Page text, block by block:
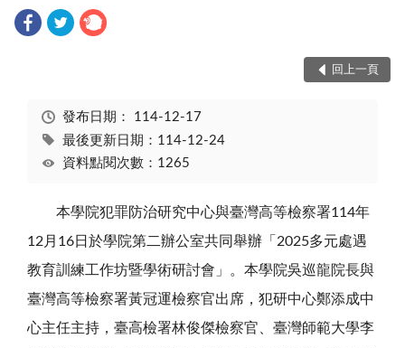
回上一頁
發布日期： 114-12-17
最後更新日期：114-12-24
資料點閱次數：1265
本學院犯罪防治研究中心與臺灣高等檢察署114年
12月16日於學院第二辦公室共同舉辦「2025多元處遇
教育訓練工作坊暨學術研討會」。本學院吳巡龍院長與
臺灣高等檢察署黃冠運檢察官出席，犯研中心鄭添成中
心主任主持，臺高檢署林俊傑檢察官、臺灣師範大學李